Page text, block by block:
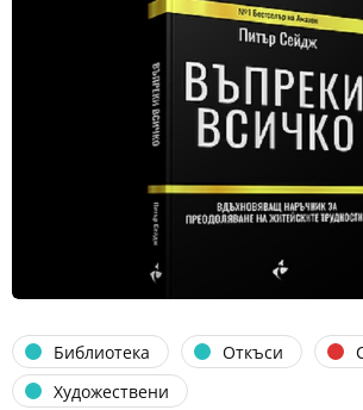
Библиотека Откъси
Художествени